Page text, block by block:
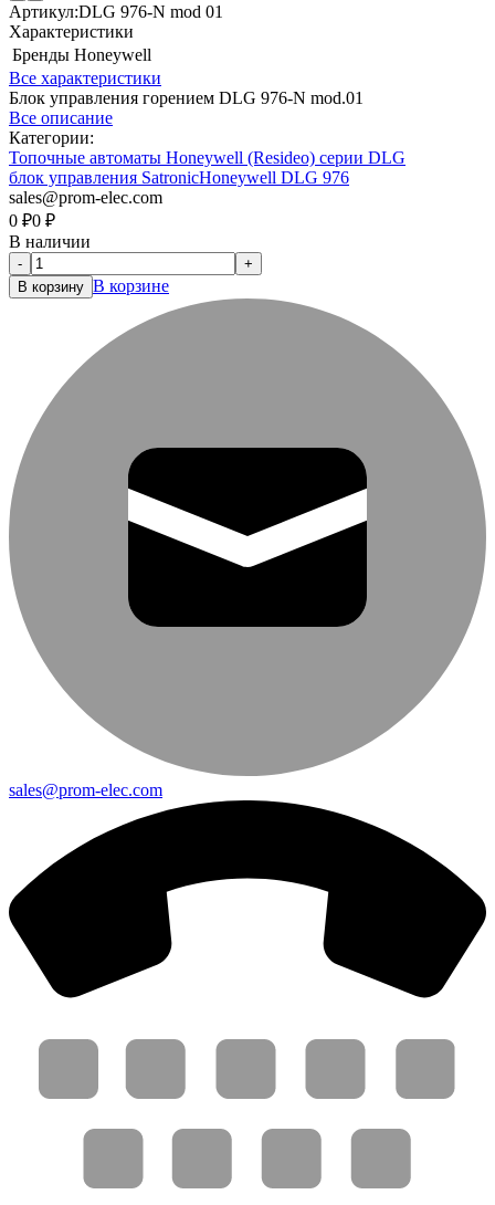
Артикул:DLG 976-N mod 01
Характеристики
Бренды Honeywell
Все характеристики
Блок управления горением DLG 976-N mod.01
Все описание
Категории:
Топочные автоматы Honeywell (Resideo) серии DLG
блок управления SatronicHoneywell DLG 976
sales@prom-elec.com
0 ₽0 ₽
В наличии
-
+
В корзину В корзине
sales@prom-elec.com